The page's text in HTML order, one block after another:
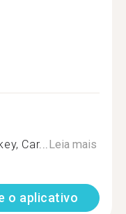
Car...Leia mais
o aplicativo